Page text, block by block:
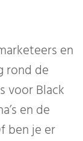
en
rond de
voor Black
en de
ben je er